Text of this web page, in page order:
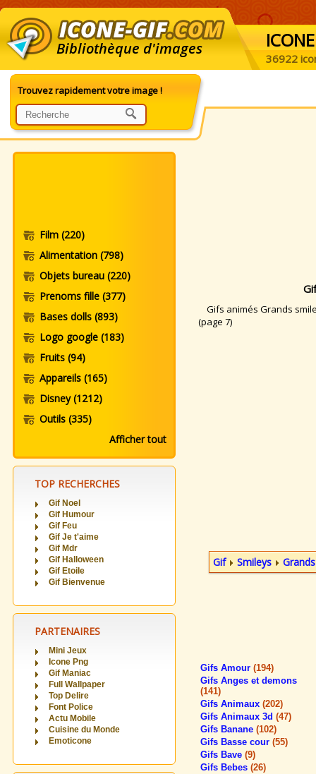
Bibliothèque d'images ICONE
36922
Trouvez rapidement votre image !
Film (220)
Alimentation (798)
Objets bureau (220)
Prenoms fille (377)
Bases dolls (893)
Logo google (183)
Fruits (94)
Appareils (165)
Disney(1212)
Outils (335)
Afficher tout
TOP RECHERCHES
Gif Noel
Gif Humour
Gif Feu
Gif Je t'aime
Gif Mdr
Gif Halloween
Gif Etoile
Gif Bienvenue
PARTENAIRES
Mini Jeux
Icone Png
Gif Maniac
Full Wallpaper
Top Delire
Font Police
Actu Mobile
Cuisine du Monde
Emoticone
Gifs animés Grands
(page 7)
Gif Smileys
Gifs Amour (194)
Gifs Anges et demons
(141)
Gifs Animaux (202)
Gifs Animaux 3d (47)
Gifs Banane (102)
Gifs Basse cour (55)
Gifs Bave (9)
Gifs Bebes (26)